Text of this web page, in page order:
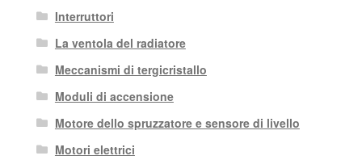
Interruttori
La ventola del radiatore
Meccanismi di tergicristallo
Moduli di accensione
Motore dello spruzzatore e sensore di livello
Motori elettrici